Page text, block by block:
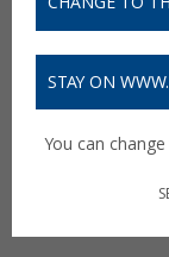
STAY ON
You can